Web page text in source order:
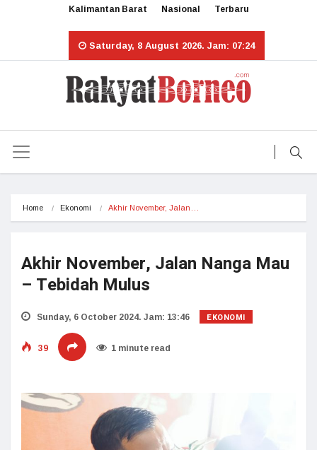
Kalimantan Barat Nasional Terbaru
Saturday, 8 August 2026. Jam: 07:24
Home Ekonomi Akhir November, Jalan…
Akhir November, Jalan Nanga Mau
– Tebidah Mulus
Sunday, 6 October 2024. Jam: 13:46 EKONOMI
39 1 minute read